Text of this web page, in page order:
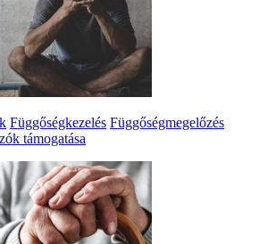
Függőségkezelés Függőségmegelőzés
támogatása